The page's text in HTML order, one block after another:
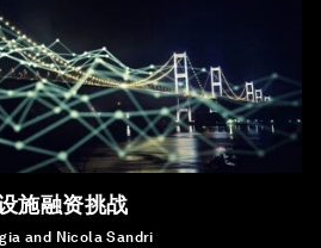
施融资挑战
and Nicola Sandri